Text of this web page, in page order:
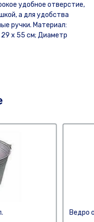
удобное отверстие,
а для удобства
ручки. Материал:
x 55 см; Диаметр
Ведро